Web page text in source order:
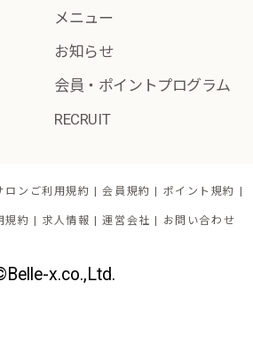
メニュー
お知らせ
会員・ポイントプログラム
RECRUIT
ロンご利用規約 会員規約 ポイント規約
規約 求人情報 運営会社 お問い合わせ
x.co.,Ltd.